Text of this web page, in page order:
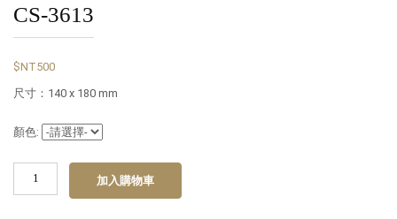
CS-3613
$NT500
尺寸：140 x 180 mm
顏色: